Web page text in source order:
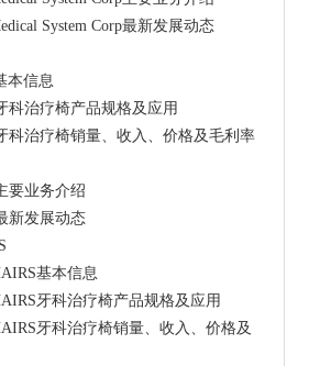
Medical System Corp最新发展动态
基本信息
牙科治疗椅产品规格及应用
主要业务介绍
最新发展动态
CHAIRS基本信息
CHAIRS牙科治疗椅产品规格及应用